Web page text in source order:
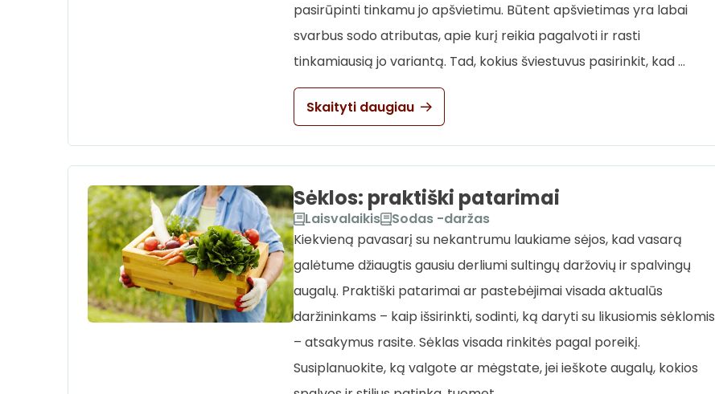
pasirūpinti tinkamu jo apšvietimu. Būtent apšvietimas yra labai
svarbus sodo atributas, apie kurį reikia pagalvoti ir rasti
tinkamiausią jo variantą. Tad, kokius šviestuvus pasirinkit, kad …
Skaityti daugiau
Sėklos: praktiški patarimai
Laisvalaikis
Sodas -daržas
Kiekvieną pavasarį su nekantrumu laukiame sėjos, kad vasarą
galėtume džiaugtis gausiu derliumi sultingų daržovių ir spalvingų
augalų. Praktiški patarimai ar pastebėjimai visada aktualūs
daržininkams – kaip išsirinkti, sodinti, ką daryti su likusiomis sėklomis
– atsakymus rasite. Sėklas visada rinkitės pagal poreikį.
Susiplanuokite, ką valgote ar mėgstate, jei ieškote augalų, kokios